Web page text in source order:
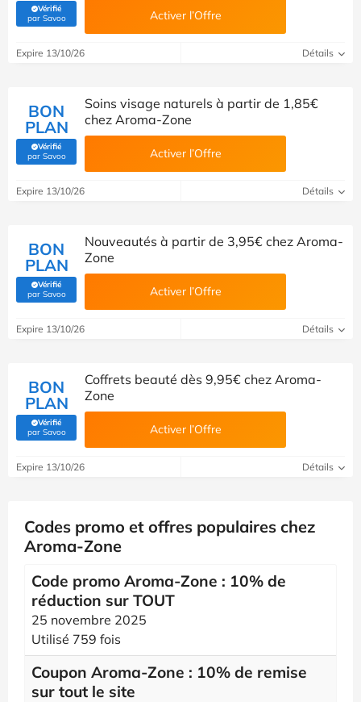
Vérifié
par Savoo(Vérifié par Savoo) Activer l’Offre
Expire 13/10/26 Détails
BON
PLAN
Vérifié
par Savoo(Vérifié par Savoo)
Soins visage naturels à partir de 1,85€
chez Aroma-Zone
Activer l’Offre
Expire 13/10/26 Détails
BON
PLAN
Vérifié
par Savoo(Vérifié par Savoo)
Nouveautés à partir de 3,95€ chez Aroma-
Zone
Activer l’Offre
Expire 13/10/26 Détails
BON
PLAN
Vérifié
par Savoo(Vérifié par Savoo)
Coffrets beauté dès 9,95€ chez Aroma-
Zone
Activer l’Offre
Expire 13/10/26 Détails
Codes promo et offres populaires chez
Aroma-Zone
Code promo Aroma-Zone : 10% de
réduction sur TOUT
25 novembre 2025
Utilisé 759 fois
Coupon Aroma-Zone : 10% de remise
sur tout le site